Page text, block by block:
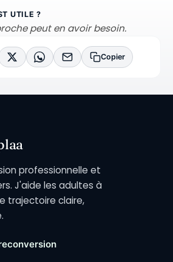
UTILE ?
peut en avoir besoin.
Copier
professionnelle et
J'aide les adultes à
trajectoire claire,